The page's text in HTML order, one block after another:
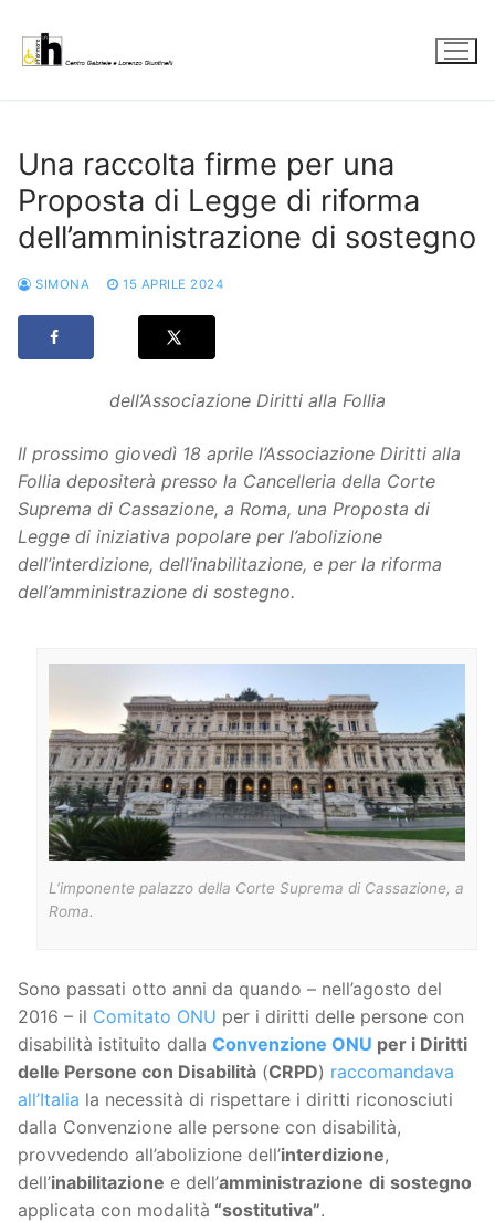
contenuto
Una raccolta firme per una
Proposta di Legge di riforma
dell’amministrazione di sostegno
SIMONA 15 APRILE 2024
dell’Associazione Diritti alla Follia
Il prossimo giovedì 18 aprile l’Associazione Diritti alla
Follia depositerà presso la Cancelleria della Corte
Suprema di Cassazione, a Roma, una Proposta di
Legge di iniziativa popolare per l’abolizione
dell’interdizione, dell’inabilitazione, e per la riforma
dell’amministrazione di sostegno.
L’imponente palazzo della Corte Suprema di Cassazione, a
Roma.
Sono passati otto anni da quando – nell’agosto del
2016 – il Comitato ONU per i diritti delle persone con
disabilità istituito dalla Convenzione ONU per i Diritti
delle Persone con Disabilità (CRPD) raccomandava
all’Italia la necessità di rispettare i diritti riconosciuti
dalla Convenzione alle persone con disabilità,
provvedendo all’abolizione dell’interdizione,
dell’inabilitazione e dell’amministrazione di sostegno
applicata con modalità “sostitutiva”.